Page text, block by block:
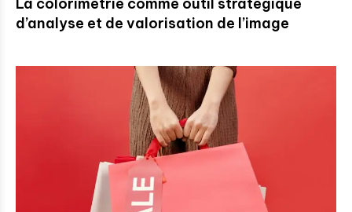
d’analyse et de valorisation de l’image